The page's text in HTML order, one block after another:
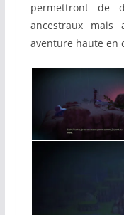
permettront de
ancestraux mais
aventure haute en